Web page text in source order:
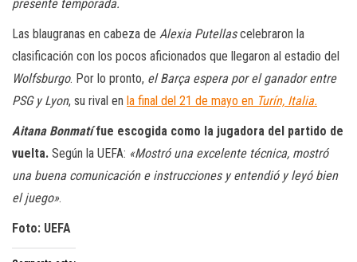
presente temporada.
Las blaugranas en cabeza de Alexia Putellascelebraron la
clasificación con los pocos aficionados que llegaron al estadio del
Wolfsburgo. Por lo pronto, el Barça espera por el ganador entre
PSG y Lyon, su rival en la final del 21 de mayo en Turín, Italia.
Aitana Bonmatífue escogida como la jugadora del partido de
vuelta. Según la UEFA: «Mostró una excelente técnica, mostró
una buena comunicación e instrucciones y entendió y leyó bien
el juego».
Foto: UEFA